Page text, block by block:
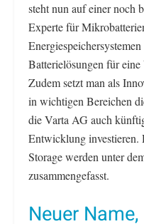
steht nun auf einer noch
Experte für
Batterielösungen für
Zudem setzt man als
in wichtigen Bereichen
die Varta AG auch
Entwicklung investieren.
Storage werden unter
zusammengefasst.
Neuer